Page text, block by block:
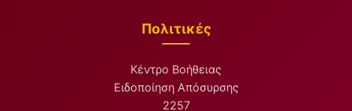
Πολιτικές
Κέντρο Βοήθειας
Ειδοποίηση Απόσυρσης
2257